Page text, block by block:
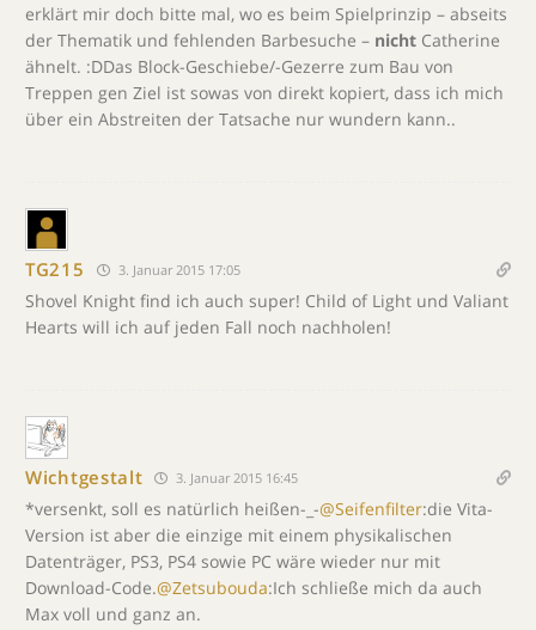
erklärt mir doch bitte mal, wo es beim Spielprinzip – abseits
der Thematik und fehlenden Barbesuche – nicht Catherine
ähnelt. :DDas Block-Geschiebe/-Gezerre zum Bau von
Treppen gen Ziel ist sowas von direkt kopiert, dass ich mich
über ein Abstreiten der Tatsache nur wundern kann..
TG215 3. Januar 2015 17:05
Shovel Knight find ich auch super! Child of Light und Valiant
Hearts will ich auf jeden Fall noch nachholen!
Wichtgestalt 3. Januar 2015 16:45
*versenkt, soll es natürlich heißen-_-@Seifenfilter:die Vita-
Version ist aber die einzige mit einem physikalischen
Datenträger, PS3, PS4 sowie PC wäre wieder nur mit
Download-Code.@Zetsubouda:Ich schließe mich da auch
Max voll und ganz an.